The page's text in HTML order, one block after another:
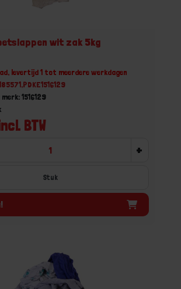
wit zak 5kg
levertijd 1 tot meerdere werkdagen
1516129
BTW
+
Stuk